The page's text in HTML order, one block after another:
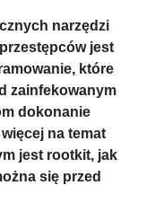
narzędzi
jest
które
zainfekowanym
dokonanie
na temat
jest rootkit, jak
się przed